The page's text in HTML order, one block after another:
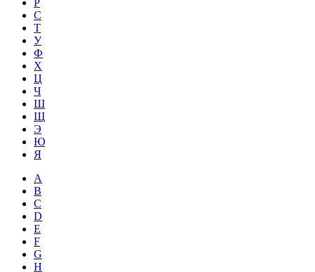
Р
С
Т
У
Ф
Х
Ц
Ч
Ш
Щ
Э
Ю
Я
A
B
C
D
E
F
G
H